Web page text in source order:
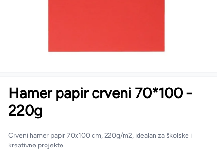
Hamer papir crveni 70*100 -
220g
Crveni hamer papir 70x100 cm, 220g/m2, idealan za školske i
kreativne projekte.